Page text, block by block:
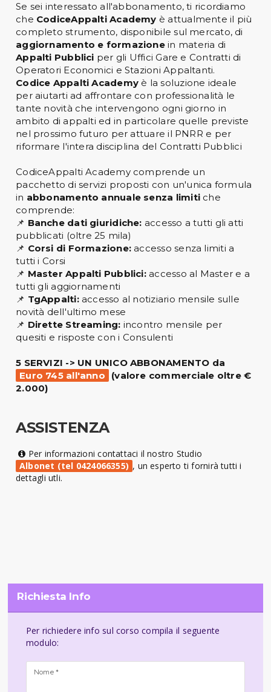
Se sei interessato all'abbonamento, ti ricordiamo
che CodiceAppalti Academy è attualmente il più
completo strumento, disponibile sul mercato, di
aggiornamento e formazionein materia di
Appalti Pubblici per gli Uffici Gare e Contratti di
Operatori Economici e Stazioni Appaltanti.
Codice Appalti Academy è la soluzione ideale
per aiutarti ad affrontare con professionalità le
tante novità che intervengono ogni giorno in
ambito di appalti ed in particolare quelle previste
nel prossimo futuro per attuare il PNRR e per
riformare l'intera disciplina del Contratti Pubblici
CodiceAppalti Academy comprende un
pacchetto di servizi proposti con un'unica formula
in abbonamento annuale senza limitiche
comprende:
📌 Banche dati giuridiche: accesso a tutti gli atti
pubblicati (oltre 25 mila)
📌 Corsi di Formazione: accesso senza limiti a
tutti i Corsi
📌 Master Appalti Pubblici:accesso al Master e a
tutti gli aggiornamenti
📌 TgAppalti:accesso al notiziario mensile sulle
novità dell'ultimo mese
📌 Dirette Streaming: incontro mensile per
quesiti e risposte con i Consulenti
5 SERVIZI -> UN UNICO ABBONAMENTO da
Euro 745 all'anno
(valore commerciale oltre €
2.000)
ASSISTENZA
Per informazioni contattaci il nostro Studio
Albonet (tel 0424066355) , un esperto ti fornirà tutti i
dettagli utli.
Richiesta Info
Per richiedere info sul corso compila il seguente
modulo:
Nome *